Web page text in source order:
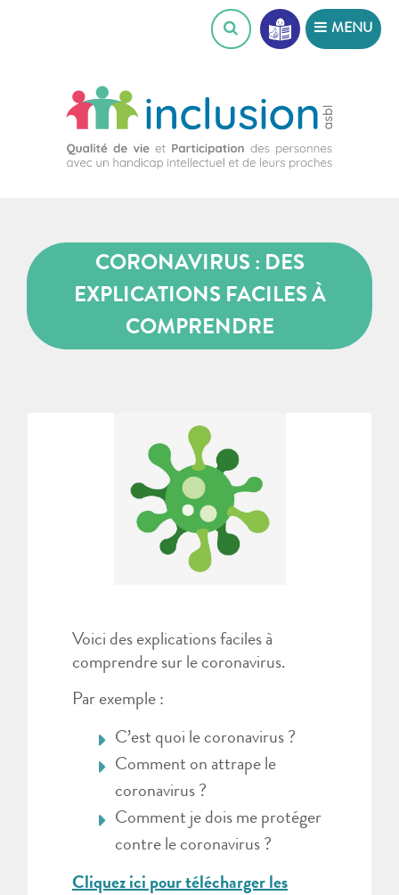
MENU
CORONAVIRUS : DES
EXPLICATIONS FACILES À
COMPRENDRE
Voici des explications faciles à
comprendre sur le coronavirus.
Par exemple :
C’est quoi le coronavirus ?
Comment on attrape le
coronavirus ?
Comment je dois me protéger
contre le coronavirus ?
Cliquez ici pour télécharger les